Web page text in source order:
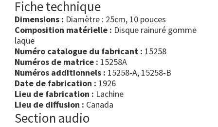
Fiche technique
Dimensions : Diamètre : 25cm, 10 pouces
Composition matérielle : Disque rainuré gomme
laque
Numéro catalogue du fabricant : 15258
Numéros de matrice : 15258A
Numéros additionnels : 15258-A, 15258-B
Date de fabrication : 1926
Lieu de fabrication : Lachine
Lieu de diffusion : Canada
Section audio